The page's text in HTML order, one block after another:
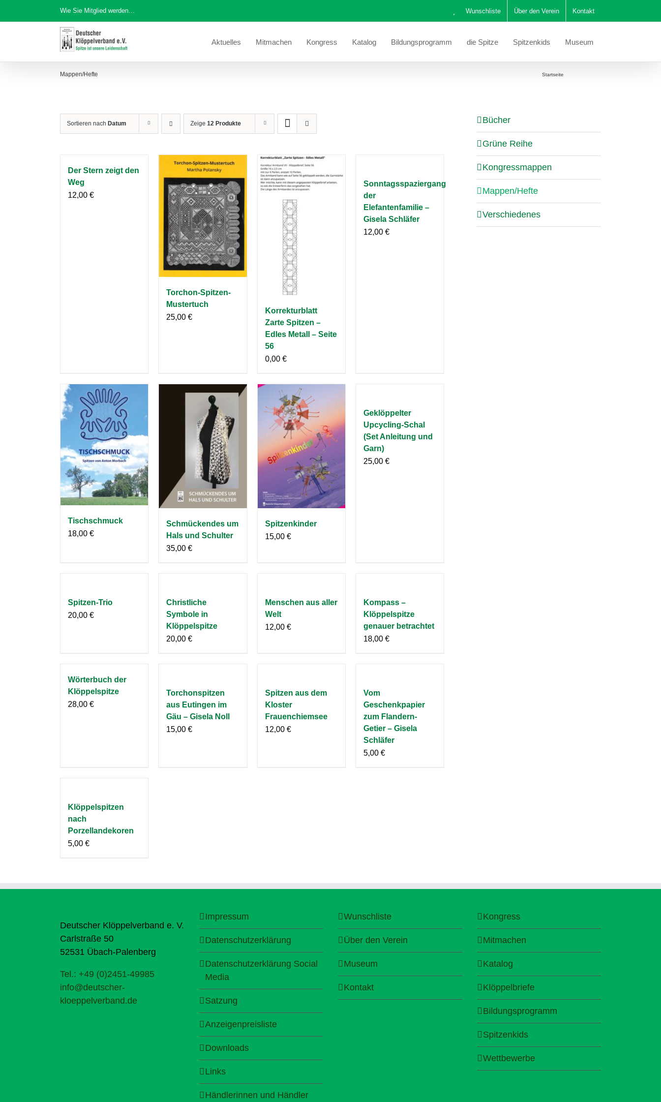
Inhalt
Wie Sie Mitglied werden… Wunschliste Über den Verein Kontakt
Aktuelles Mitmachen Kongress Katalog Bildungsprogramm die Spitze Spitzenkids Museum
Mappen/Hefte Startseite
Sortieren nach Datum Zeige 12 Produkte
Der Stern zeigt den
Weg
12,00 €
Torchon-Spitzen-
Mustertuch
25,00€
Korrekturblatt
Zarte Spitzen –
Edles Metall – Seite
56
0,00 €
Sonntagsspaziergang
der
Elefantenfamilie –
Gisela Schläfer
12,00 €
Tischschmuck
18,00 €
Schmückendes um
Hals und Schulter
35,00€
Spitzenkinder
15,00 €
Geklöppelter
Upcycling-Schal
(Set Anleitung und
Garn)
25,00 €
Spitzen-Trio
20,00 €
Christliche
Symbole in
Klöppelspitze
20,00€
Menschen aus aller
Welt
12,00 €
Kompass –
Klöppelspitze
genauer betrachtet
18,00 €
Wörterbuch der
Klöppelspitze
28,00 €
Torchonspitzen
aus Eutingen im
Gäu – Gisela Noll
15,00€
Spitzen aus dem
Kloster
Frauenchiemsee
12,00 €
Vom
Geschenkpapier
zum Flandern-
Getier – Gisela
Schläfer
5,00 €
Klöppelspitzen
nach
Porzellandekoren
5,00 €
Bücher
Grüne Reihe
Kongressmappen
Mappen/Hefte
Verschiedenes
Deutscher Klöppelverband e. V.
Carlstraße 50
52531 Übach-Palenberg
Tel.: +49 (0)2451-49985
info@deutscher-
kloeppelverband.de
Impressum
Datenschutzerklärung
Datenschutzerklärung Social
Media
Satzung
Anzeigenpreisliste
Downloads
Links
Händlerinnen und Händler
Wunschliste
Über den Verein
Museum
Kontakt
Kongress
Mitmachen
Katalog
Klöppelbriefe
Bildungsprogramm
Spitzenkids
Wettbewerbe